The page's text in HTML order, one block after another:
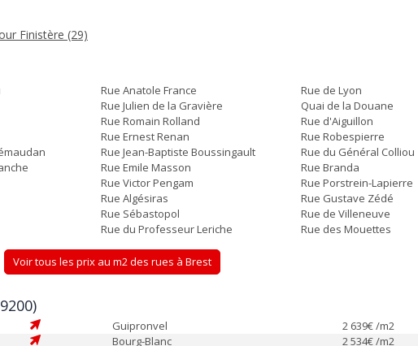
Finistère (29)
Rue Anatole France
Rue de Lyon
Rue Julien de la Gravière
Quai de la Douane
Rue Romain Rolland
Rue d'Aiguillon
Rue Ernest Renan
Rue Robespierre
Rue Jean-Baptiste Boussingault
Rue du Général Colliou
Rue Emile Masson
Rue Branda
Rue Victor Pengam
Rue Porstrein-Lapierre
Rue Algésiras
Rue Gustave Zédé
Rue Sébastopol
Rue de Villeneuve
Rue du Professeur Leriche Rue des Mouettes
Voir tous les prix au m2 des rues à Brest
Guipronvel 2 639€ /m2
Bourg-Blanc
2 534€ /m2